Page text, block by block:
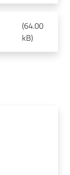
(64.00
kB)